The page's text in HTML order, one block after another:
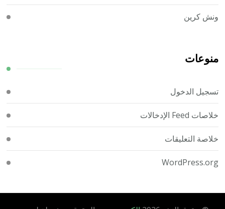
ونش كرين
منوعات
تسجيل الدخول
خلاصات Feed الإدخالات
خلاصة التعليقات
WordPress.org